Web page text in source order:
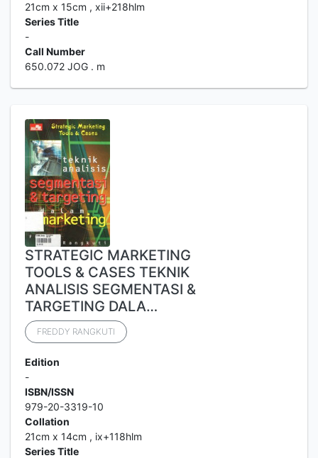
21cm x 15cm , xii+218hlm
Series Title
-
Call Number
650.072 JOG . m
STRATEGIC MARKETING
TOOLS & CASES TEKNIK
ANALISIS SEGMENTASI &
TARGETING DALA…
FREDDY RANGKUTI
Edition
-
ISBN/ISSN
979-20-3319-10
Collation
21cm x 14cm , ix+118hlm
Series Title